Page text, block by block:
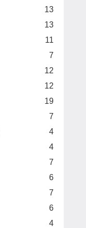
13
13
11
7
12
12
19
7
4
4
7
6
7
6
4